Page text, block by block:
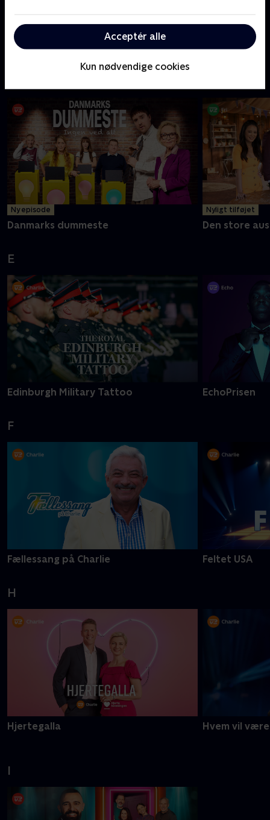
Acceptér alle
Kun nødvendige cookies
Cirkusrevyen
Ny episode
Danmarks dummeste
Nyligt tilføjet
Den store
E
Edinburgh Military Tattoo EchoPrisen
F
Fællessang på Charlie Feltet USA
H
Hjertegalla Hvem vil
I